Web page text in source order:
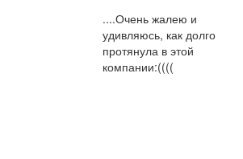
....Очень жалею и
удивляюсь, как долго
протянула в этой
компании:((((